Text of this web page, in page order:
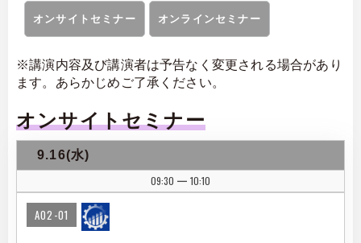
オンサイトセミナー オンラインセミナー
※講演内容及び講演者は予告なく変更される場合があり
ます。あらかじめご了承ください。
オンサイトセミナー
9.16(水)
09:30
| 10:10
A02-01